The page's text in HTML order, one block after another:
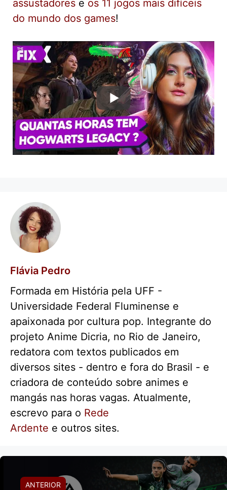
assustadores e os 11 jogos mais difíceis
do mundo dos games!
Flávia Pedro
Formada em História pela UFF -
Universidade Federal Fluminense e
apaixonada por cultura pop. Integrante do
projeto Anime Dicria, no Rio de Janeiro,
redatora com textos publicados em
diversos sites - dentro e fora do Brasil - e
criadora de conteúdo sobre animes e
mangás nas horas vagas. Atualmente,
escrevo para o Rede
Ardente e outros sites.
ANTERIOR